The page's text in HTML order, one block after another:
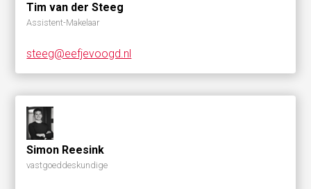
Tim van der Steeg
Assistent-Makelaar
steeg@eefjevoogd.nl
Simon Reesink
vastgoeddeskundige